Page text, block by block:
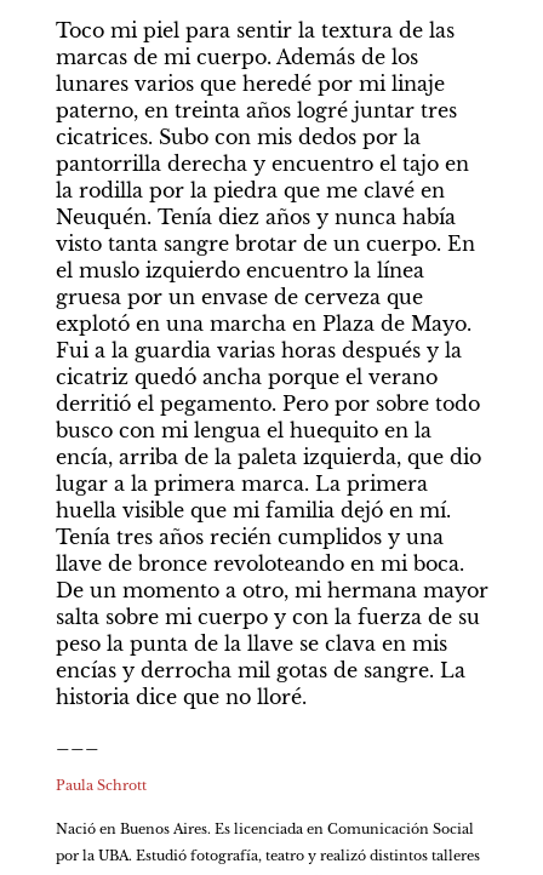
Toco mi piel para sentir la textura de las
marcas de mi cuerpo. Además de los
lunares varios que heredé por mi linaje
paterno, en treinta años logré juntar tres
cicatrices. Subo con mis dedos por la
pantorrilla derecha y encuentro el tajo en
la rodilla por la piedra que me clavé en
Neuquén. Tenía diez años y nunca había
visto tanta sangre brotar de un cuerpo. En
el muslo izquierdo encuentro la línea
gruesa por un envase de cerveza que
explotó en una marcha en Plaza de Mayo.
Fui a la guardia varias horas después y la
cicatriz quedó ancha porque el verano
derritió el pegamento. Pero por sobre todo
busco con mi lengua el huequito en la
encía, arriba de la paleta izquierda, que dio
lugar a la primera marca. La primera
huella visible que mi familia dejó en mí.
Tenía tres años recién cumplidos y una
llave de bronce revoloteando en mi boca.
De un momento a otro, mi hermana mayor
salta sobre mi cuerpo y con la fuerza de su
peso la punta de la llave se clava en mis
encías y derrocha mil gotas de sangre. La
historia dice que no lloré.
Paula Schrott
Nació en Buenos Aires. Es licenciada en Comunicación Social
por la UBA. Estudió fotografía, teatro y realizó distintos talleres